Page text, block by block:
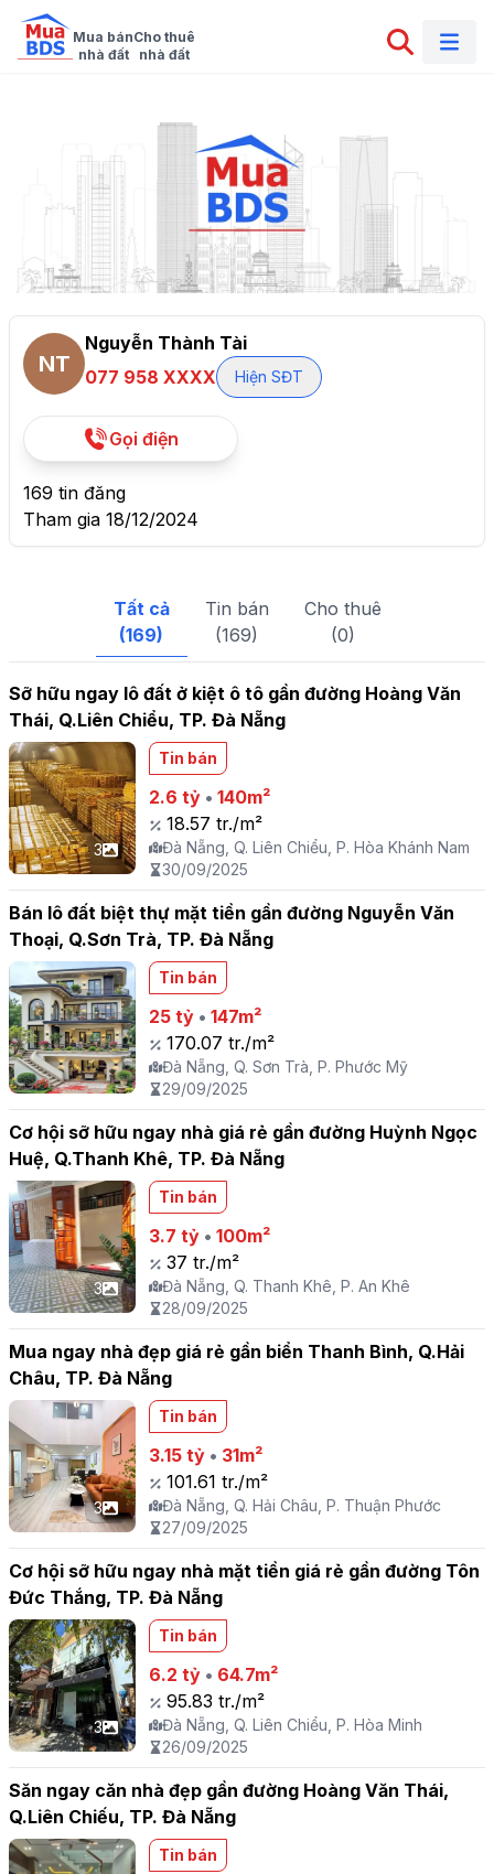
Mua bán
nhà đất
Cho thuê
nhà đất
NT
Nguyễn Thành Tài
077 958 XXXX
Hiện SĐT
Gọi điện
169 tin đăng
Tham gia 18/12/2024
Tất cả
(169)
Tin bán
(169)
Cho thuê
(0)
Sỡ hữu ngay lô đất ở kiệt ô tô gần đường Hoàng Văn
Thái, Q.Liên Chiểu, TP. Đà Nẵng
3
Tin bán
2.6 tỷ• 140m²
18.57 tr./m²
Đà Nẵng, Q. Liên Chiểu, P. Hòa Khánh Nam
30/09/2025
Bán lô đất biệt thự mặt tiền gần đường Nguyễn Văn
Thoại, Q.Sơn Trà, TP. Đà Nẵng
Tin bán
25 tỷ• 147m²
170.07 tr./m²
Đà Nẵng, Q. Sơn Trà, P. Phước Mỹ
29/09/2025
Cơ hội sỡ hữu ngay nhà giá rẻ gần đường Huỳnh Ngọc
Huệ, Q.Thanh Khê, TP. Đà Nẵng
3
Tin bán
3.7 tỷ• 100m²
37 tr./m²
Đà Nẵng, Q. Thanh Khê, P. An Khê
28/09/2025
Mua ngay nhà đẹp giá rẻ gần biển Thanh Bình, Q.Hải
Châu, TP. Đà Nẵng
3
Tin bán
3.15 tỷ• 31m²
101.61 tr./m²
Đà Nẵng, Q. Hải Châu, P. Thuận Phước
27/09/2025
Cơ hội sỡ hữu ngay nhà mặt tiền giá rẻ gần đường Tôn
Đức Thắng, TP. Đà Nẵng
3
Tin bán
6.2 tỷ• 64.7m²
95.83 tr./m²
Đà Nẵng, Q. Liên Chiểu, P. Hòa Minh
26/09/2025
Săn ngay căn nhà đẹp gần đường Hoàng Văn Thái,
Q.Liên Chiếu, TP. Đà Nẵng
Tin bán